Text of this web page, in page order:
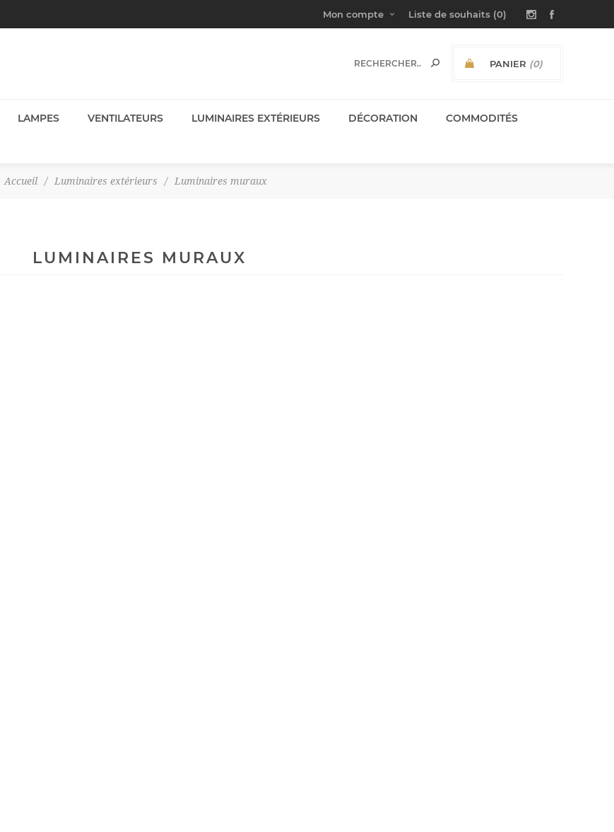
Mon compte Liste de souhaits (0)
PANIER (0)
LAMPES VENTILATEURS LUMINAIRES EXTÉRIEURS DÉCORATION COMMODITÉS
Accueil / Luminaires extérieurs / Luminaires muraux
LUMINAIRES MURAUX